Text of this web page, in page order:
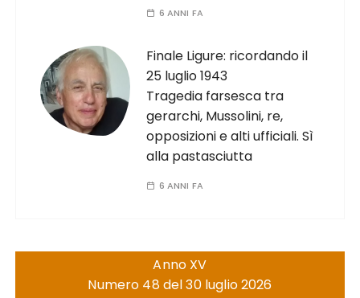
6 ANNI FA
Finale Ligure: ricordando il
25 luglio 1943
Tragedia farsesca tra
gerarchi, Mussolini, re,
opposizioni e alti ufficiali. Sì
alla pastasciutta
6 ANNI FA
Anno XV
Numero 48 del 30 luglio 2026